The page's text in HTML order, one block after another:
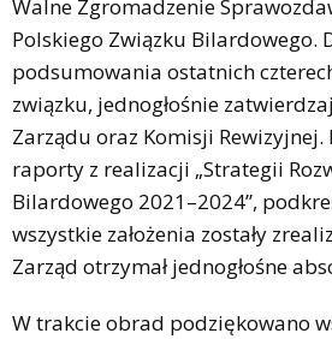
Walne Zgromadzenie
Polskiego Związku Bilardowego.
podsumowania ostatnich
związku, jednogłośnie
Zarządu oraz Komisji Rewizyjnej.
raporty z realizacji „Strategii
Bilardowego 2021–2024”,
wszystkie założenia zostały
Zarząd otrzymał jednogłośne
W trakcie obrad podziękowano